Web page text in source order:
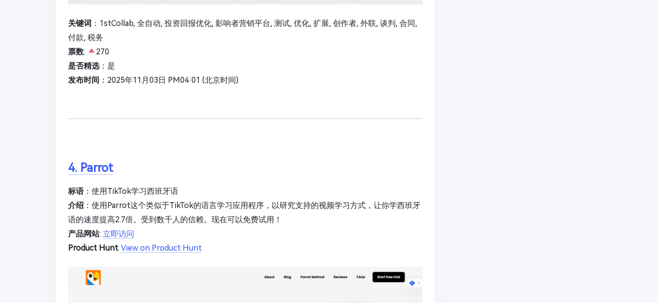
关键词 ：1stCollab, 全自动, 投资回报优化, 影响者营销平台, 测试, 优化, 扩展, 创作者, 外联, 谈判, 合同,
付款, 税务
票数:
270
是否精选：是
发布时间 ：2025年11月03日 PM04:01 (北京时间)
4. Parrot
标语：使用TikTok学习西班牙语
介绍 ：使用Parrot这个类似于TikTok的语言学习应用程序，以研究支持的视频学习方式，让你学西班牙
语的速度提高2.7倍。受到数千人的信赖。现在可以免费试用！
产品网站: 立即访问
Product Hunt: View on Product Hunt